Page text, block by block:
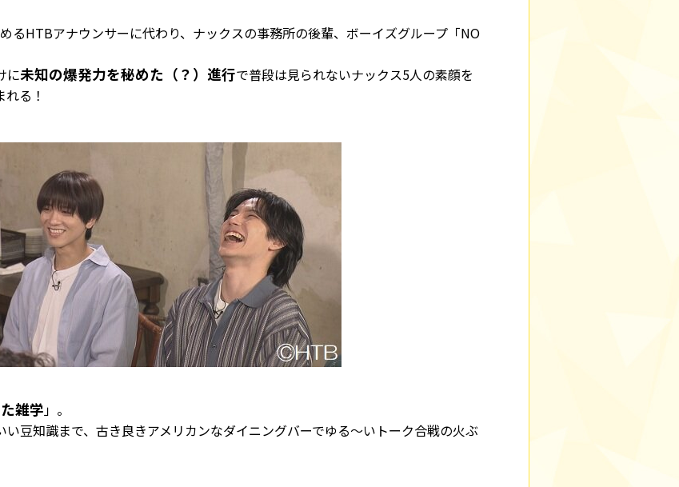
るHTBアナウンサーに代わり、ナックスの事務所の後輩、ボーイズグループ「NO
に未知の爆発力を秘めた（？）進行で普段は見られないナックス5人の素顔を
る！
雑学」。
い豆知識まで、古き良きアメリカンなダイニングバーでゆる～いトーク合戦の火ぶ